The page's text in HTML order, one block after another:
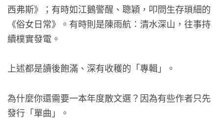
西弗斯》；有時如江鵝警醒、聰穎，叩問生存瑣細的
《俗女日常》。有時則是陳雨航：清水深山，往事持
續樸實發電。
上述都是讀後飽滿、深有收穫的「專輯」。
為什麼你還需要一本年度散文選？因為有些作者只先
發行「單曲」。